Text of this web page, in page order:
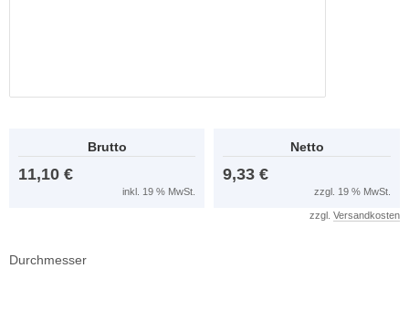
Brutto
11,10 €
inkl. 19 % MwSt.
Netto
9,33 €
zzgl. 19 % MwSt.
zzgl. Versandkosten
Durchmesser